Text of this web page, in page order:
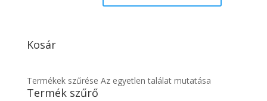
Kosár
Termékek szűrése Az egyetlen találat mutatása
Termék szűrő